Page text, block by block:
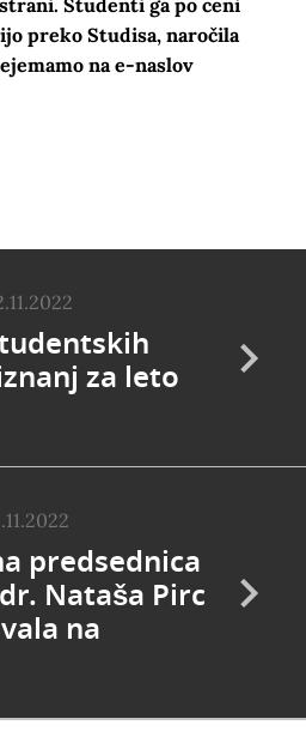
Študenti ga po ceni
preko Studisa, naročila
na e-naslov
za leto
predsednica
Nataša Pirc
na